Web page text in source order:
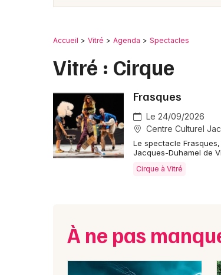
Accueil Vitré Agenda Spectacles
Vitré : Cirque
Frasques
Le 24/09/2026
Centre Culturel
Le spectacle
Jacques-Duhamel de
Cirque à Vitré
À ne pas